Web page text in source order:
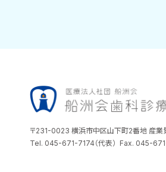
〒231-0023 横浜市中区山下町2番地 産業
Tel. 045-671-7174（代表） Fax. 045-